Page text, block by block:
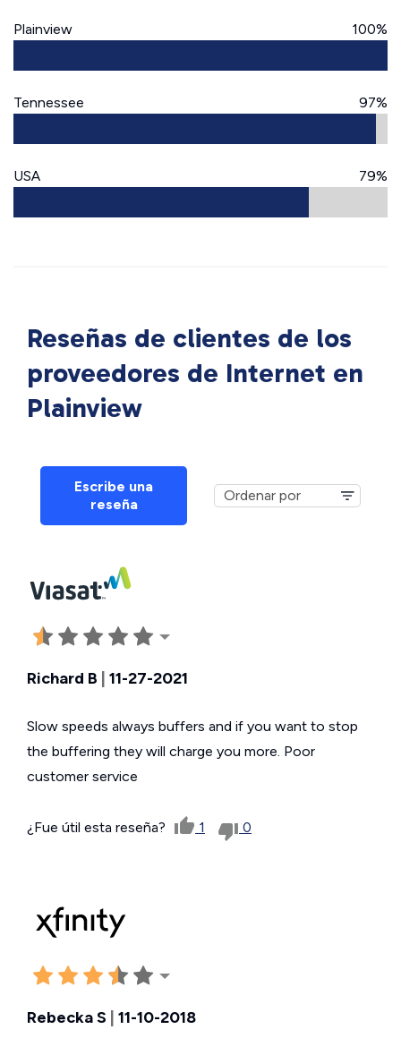
Plainview 100%
Tennessee 97%
USA 79%
Reseñas de clientes de los
proveedores de Internet en
Plainview
Escribe una
reseña
Richard B 11-27-2021
Slow speeds always buffers and if you want to stop
the buffering they will charge you more. Poor
customer service
¿Fue útil esta reseña? 1 0
Rebecka S | 11-10-2018